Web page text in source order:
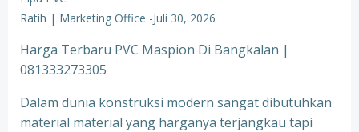
Ratih | Marketing Office -Juli 30, 2026
Harga Terbaru PVC Maspion Di Bangkalan |
081333273305
Dalam dunia konstruksi modern sangat dibutuhkan
material material yang harganya terjangkau tapi